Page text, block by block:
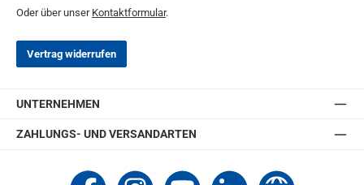
Oder über unser Kontaktformular.
Vertrag widerrufen
UNTERNEHMEN
ZAHLUNGS- UND VERSANDARTEN